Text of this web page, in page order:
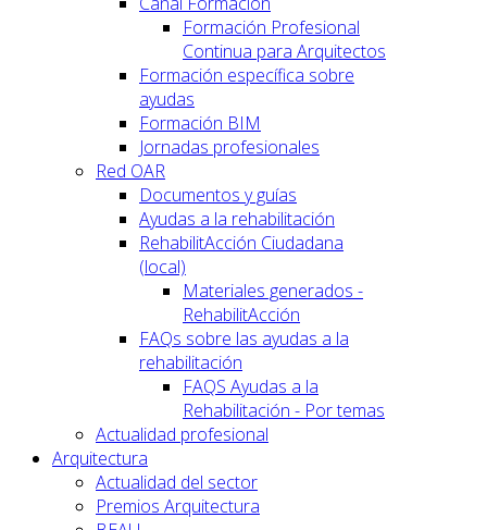
Formación Profesional
Continua para Arquitectos
Formación específica sobre
ayudas
Formación BIM
Jornadas profesionales
Red OAR
Documentos y guías
Ayudas a la rehabilitación
RehabilitAcción Ciudadana
(local)
Materiales generados -
RehabilitAcción
FAQs sobre las ayudas a la
rehabilitación
FAQS Ayudas a la
Rehabilitación - Por temas
Actualidad profesional
Arquitectura
Actualidad del sector
Premios Arquitectura